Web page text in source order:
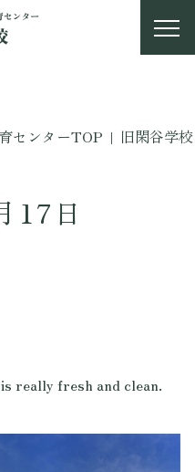
センターTOP | 旧閑谷学校
17日
really fresh and clean.